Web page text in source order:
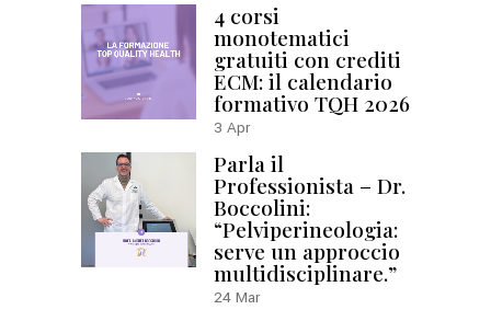
4 corsi
monotematici
gratuiti con crediti
ECM: il calendario
formativo TQH 2026
3 Apr
Parla il
Professionista – Dr.
Boccolini:
“Pelviperineologia:
serve un approccio
multidisciplinare.”
24 Mar